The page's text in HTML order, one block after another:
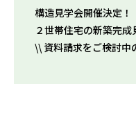
構造見学会開催決定！
２世帯住宅の新築完成
\\ 資料請求をご検討中